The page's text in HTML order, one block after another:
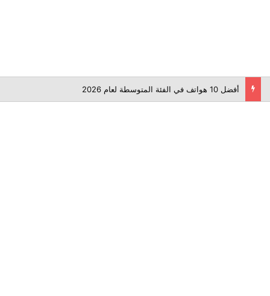
أفضل 10 هواتف في الفئة المتوسطة لعام 2026